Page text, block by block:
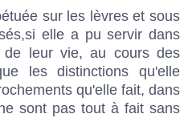
sur les lèvres et sous
elle a pu servir dans
de leur vie, au cours des
les distinctions qu'elle
qu'elle fait, dans
sont pas tout à fait sans